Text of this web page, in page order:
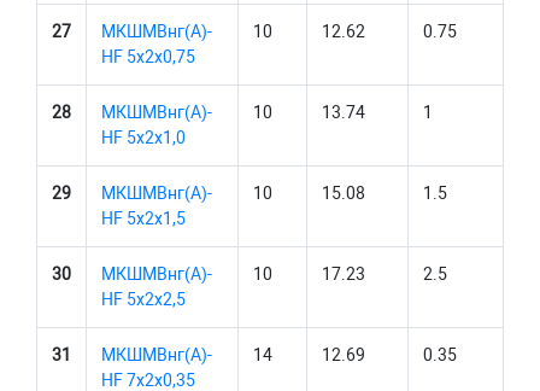
27
МКШМВнг(А)-
HF 5х2х0,75
10 12.62 0.75
28
МКШМВнг(А)-
HF 5х2х1,0
10 13.74 1
29
МКШМВнг(А)-
HF 5х2х1,5
10 15.08 1.5
30
МКШМВнг(А)-
HF 5х2х2,5
10 17.23 2.5
31
МКШМВнг(А)-
HF 7х2х0,35
14 12.69 0.35